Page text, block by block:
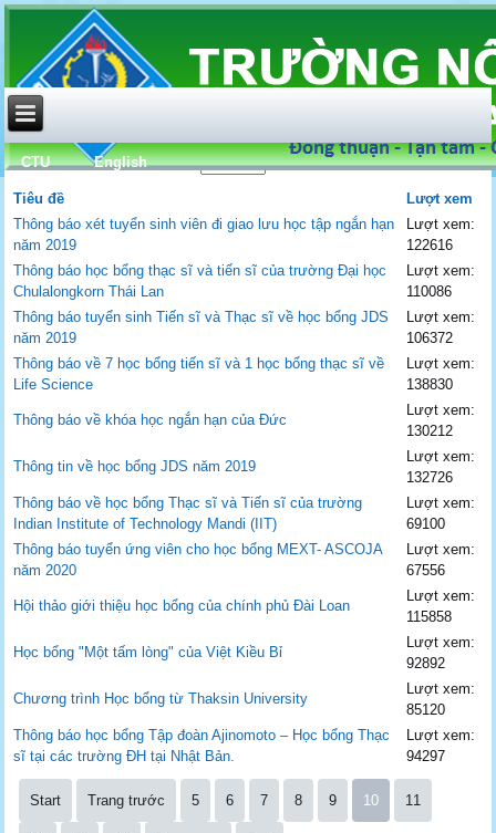
CTU English
Hiển thị #
Tiêu đề
Lượt xem
Thông báo xét tuyển sinh viên đi giao lưu học tập ngắn hạn
năm 2019
Lượt xem:
122616
Thông báo học bổng thạc sĩ và tiến sĩ của trường Đại học
Chulalongkorn Thái Lan
Lượt xem:
110086
Thông báo tuyển sinh Tiến sĩ và Thạc sĩ về học bổng JDS
năm 2019
Lượt xem:
106372
Thông báo về 7 học bổng tiến sĩ và 1 học bổng thạc sĩ về
Life Science
Lượt xem:
138830
Thông báo về khóa học ngắn hạn của Đức
Lượt xem:
130212
Thông tin về học bổng JDS năm 2019
Lượt xem:
132726
Thông báo về học bổng Thạc sĩ và Tiến sĩ của trường
Indian Institute of Technology Mandi (IIT)
Lượt xem:
69100
Thông báo tuyển ứng viên cho học bổng MEXT- ASCOJA
năm 2020
Lượt xem:
67556
Hội thảo giới thiệu học bổng của chính phủ Đài Loan
Lượt xem:
115858
Học bổng "Một tấm lòng" của Việt Kiều Bỉ
Lượt xem:
92892
Chương trình Học bổng từ Thaksin University
Lượt xem:
85120
Thông báo học bổng Tập đoàn Ajinomoto – Học bổng Thạc
sĩ tại các trường ĐH tại Nhật Bản.
Lượt xem:
94297
Start Trang trước 5 6 7 8 9 10 11